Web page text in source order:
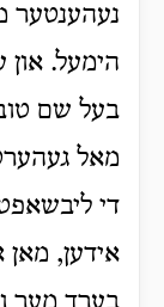
נעהענטער
הימעל. און
בעל שם
מאל
די
אידען, מאן